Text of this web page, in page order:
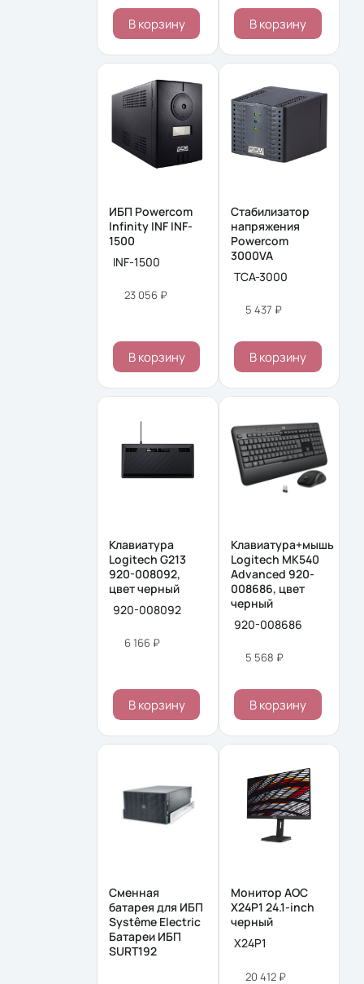
В корзину В корзину
ИБП Powercom
Infinity INF INF-
1500
INF-1500
23 056 ₽
В корзину
Стабилизатор
напряжения
Powercom
3000VA
TCA-3000
5 437 ₽
В корзину
Клавиатура
Logitech G213
920-008092,
цвет черный
920-008092
6 166 ₽
В корзину
Клавиатура+мышь
Logitech MK540
Advanced 920-
008686, цвет
черный
920-008686
5 568 ₽
В корзину
Сменная
батарея для ИБП
Systême Electric
Батареи ИБП
SURT192
Монитор AOC
X24P1 24.1-inch
черный
X24P1
20 412 ₽